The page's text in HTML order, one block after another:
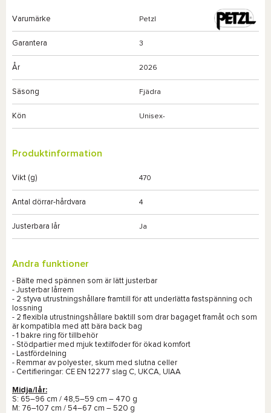
Varumärke Petzl
Garantera 3
År 2026
Säsong Fjädra
Kön Unisex-
Produktinformation
Vikt (g) 470
Antal dörrar-hårdvara 4
Justerbara lår Ja
Andra funktioner
- Bälte med spännen som är lätt justerbar
- Justerbar lårrem
- 2 styva utrustningshållare framtill för att underlätta fastspänning och
lossning
- 2 flexibla utrustningshållare baktill som drar bagaget framåt och som
är kompatibla med att bära back bag
- 1 bakre ring för tillbehör
- Stödpartier med mjuk textilfoder för ökad komfort
- Lastfördelning
- Remmar av polyester, skum med slutna celler
- Certifieringar: CE EN 12277 slag C, UKCA, UIAA
Midja/lår:
S: 65–96 cm / 48,5–59 cm – 470 g
M: 76–107 cm / 54–67 cm – 520 g